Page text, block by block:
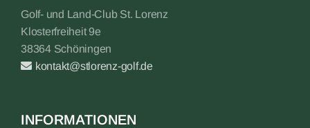
Golf- und Land-Club St. Lorenz
Klosterfreiheit 9e
38364 Schöningen
kontakt@stlorenz-golf.de
INFORMATIONEN